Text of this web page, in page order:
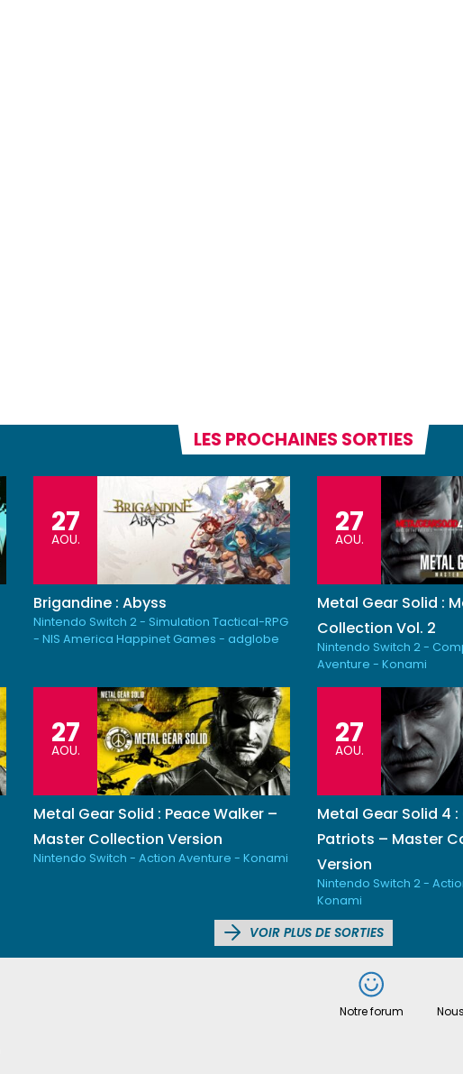
LES PROCHAINES SORTIES
27
AOU.
Brigandine : Abyss
Nintendo Switch 2 - Simulation Tactical-RPG
- NIS America Happinet Games - adglobe
27
AOU.
Metal Gear Solid :
Collection Vol. 2
Nintendo Switch 2 -
Aventure - Konami
27
AOU.
Metal Gear Solid : Peace Walker –
Master Collection Version
Nintendo Switch - Action Aventure - Konami
27
AOU.
Metal Gear Solid 4
Patriots – Master
Version
Nintendo Switch 2 -
Konami
VOIR PLUS DE SORTIES
Notre forum